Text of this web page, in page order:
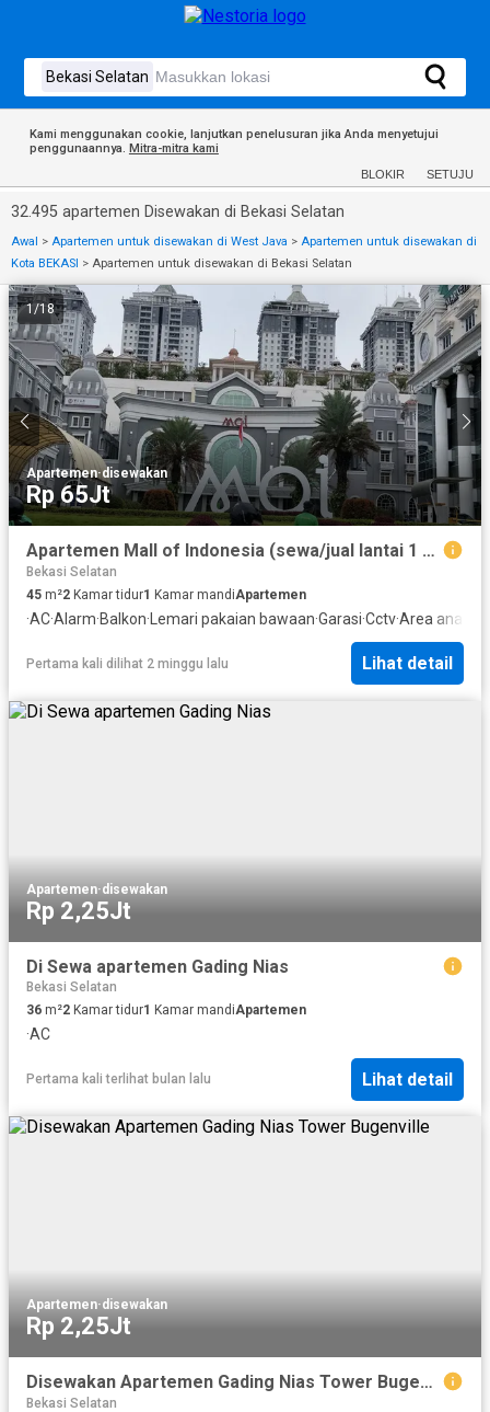
Kami menggunakan cookie, lanjutkan penelusuran jika Anda menyetujui
penggunaannya. Mitra-mitra kami
BLOKIR SETUJU
32.495 apartemen Disewakan di Bekasi Selatan
Awal > Apartemen untuk disewakan di West Java > Apartemen untuk disewakan di
Kota BEKASI > Apartemen untuk disewakan di Bekasi Selatan
1/18
Apartemen·disewakan
Rp 65Jt
Apartemen Mall of Indonesia (sewa/jual lantai 1 sanfransisco) top harga di bawah pasaran
Bekasi Selatan
45 m²2 Kamar tidur1 Kamar mandiApartemen
·AC·Alarm·Balkon· Lemari pakaian bawaan·Garasi·Cctv·Area anak-
Pertama kali dilihat 2 minggu lalu Lihat detail
Apartemen·disewakan
Rp 2,25Jt
Di Sewa apartemen Gading Nias
Bekasi Selatan
36 m²2 Kamar tidur1 Kamar mandiApartemen
·AC
Pertama kali terlihat bulan lalu Lihat detail
Apartemen·disewakan
Rp 2,25Jt
Disewakan Apartemen Gading Nias Tower Bugenville
Bekasi Selatan